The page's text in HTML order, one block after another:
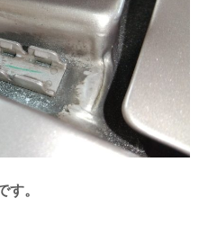
す。